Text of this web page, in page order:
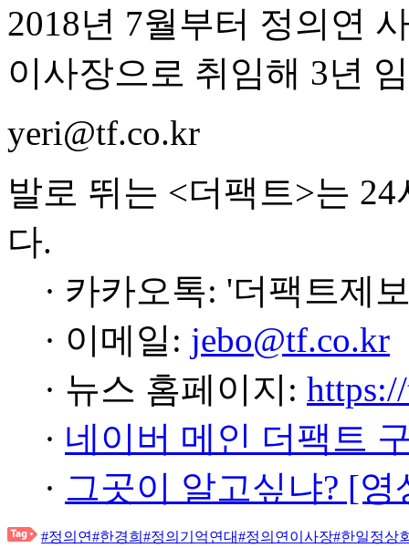
2018년 7월부터 정의연
이사장으로 취임해 3년
yeri@tf.co.kr
발로 뛰는 <더팩트>는
다.
· 카카오톡: '더팩트제
· 이메일: jebo@tf.co.kr
· 뉴스 홈페이지:
· 네이버 메인 더팩트
· 그곳이 알고싶냐? [
#정의연#한경희 #정의기억연대#정의연이사장#한일정상